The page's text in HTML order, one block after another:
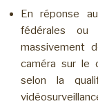
En réponse
fédérales ou
massivement
caméra sur le
selon la